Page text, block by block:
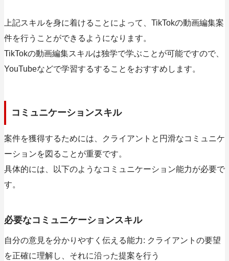
上記スキルを身に着けることによって、TikTokの動画編集案
件を行うことができるようになります。
TikTokの動画編集スキルは独学で学ぶことが可能ですので、
YouTubeなどで学習するすることをおすすめします。
コミュニケーションスキル
案件を獲得するためには、クライアントと円滑なコミュニケ
ーションを図ることが重要です。
具体的には、以下のようなコミュニケーション能力が必要で
す。
必要なコミュニケーションスキル
自分の意見を分かりやすく伝える能力: クライアントの要望
を正確に理解し、それに沿った提案を行う